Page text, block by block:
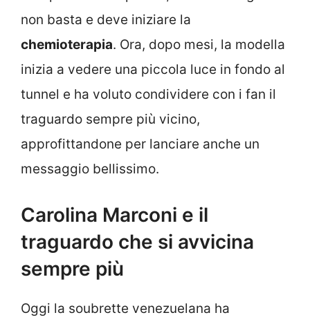
non basta e deve iniziare la
chemioterapia. Ora, dopo mesi, la modella
inizia a vedere una piccola luce in fondo al
tunnel e ha voluto condividere con i fan il
traguardo sempre più vicino,
approfittandone per lanciare anche un
messaggio bellissimo.
Carolina Marconi e il
traguardo che si avvicina
sempre più
Oggi la soubrette venezuelana ha